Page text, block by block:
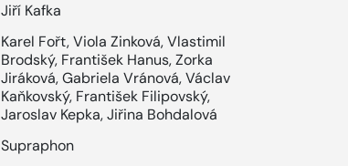
Jiří Kafka
Karel Fořt,Viola Zinková,Vlastimil
Brodský, František Hanus,Zorka
Jiráková,Gabriela Vránová,Václav
Kaňkovský, František Filipovský,
Jaroslav Kepka,Jiřina Bohdalová
Supraphon